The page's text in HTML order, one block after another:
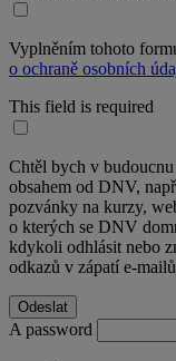
Vyplněním tohoto
o ochraně osobních
This field is required
Chtěl bych v
obsahem od DNV,
pozvánky na kurzy,
o kterých se DNV
kdykoli odhlásit nebo
odkazů v zápatí e-
A password